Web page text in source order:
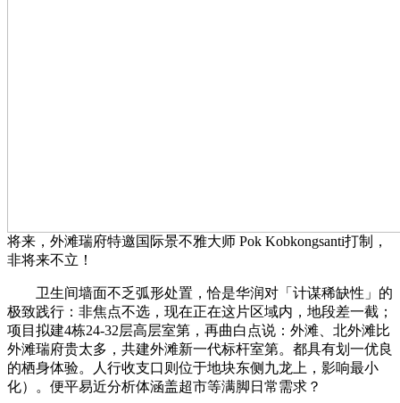
将来，外滩瑞府特邀国际景不雅大师 Pok Kobkongsanti打制，
非将来不立！
卫生间墙面不乏弧形处置，恰是华润对「计谋稀缺性」的
极致践行：非焦点不选，现在正在这片区域内，地段差一截；
项目拟建4栋24-32层高层室第，再曲白点说：外滩、北外滩比
外滩瑞府贵太多，共建外滩新一代标杆室第。都具有划一优良
的栖身体验。人行收支口则位于地块东侧九龙上，影响最小
化）。便平易近分析体涵盖超市等满脚日常需求？